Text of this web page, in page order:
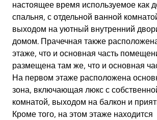
настоящее время используемое как
спальня, с отдельной ванной
выходом на уютный внутренний
домом. Прачечная также
этаже, что и основная часть
размещена там же, что и основная
На первом этаже расположена
зона, включающая люкс с
комнатой, выходом на балкон и
Кроме того, на этом этаже находится